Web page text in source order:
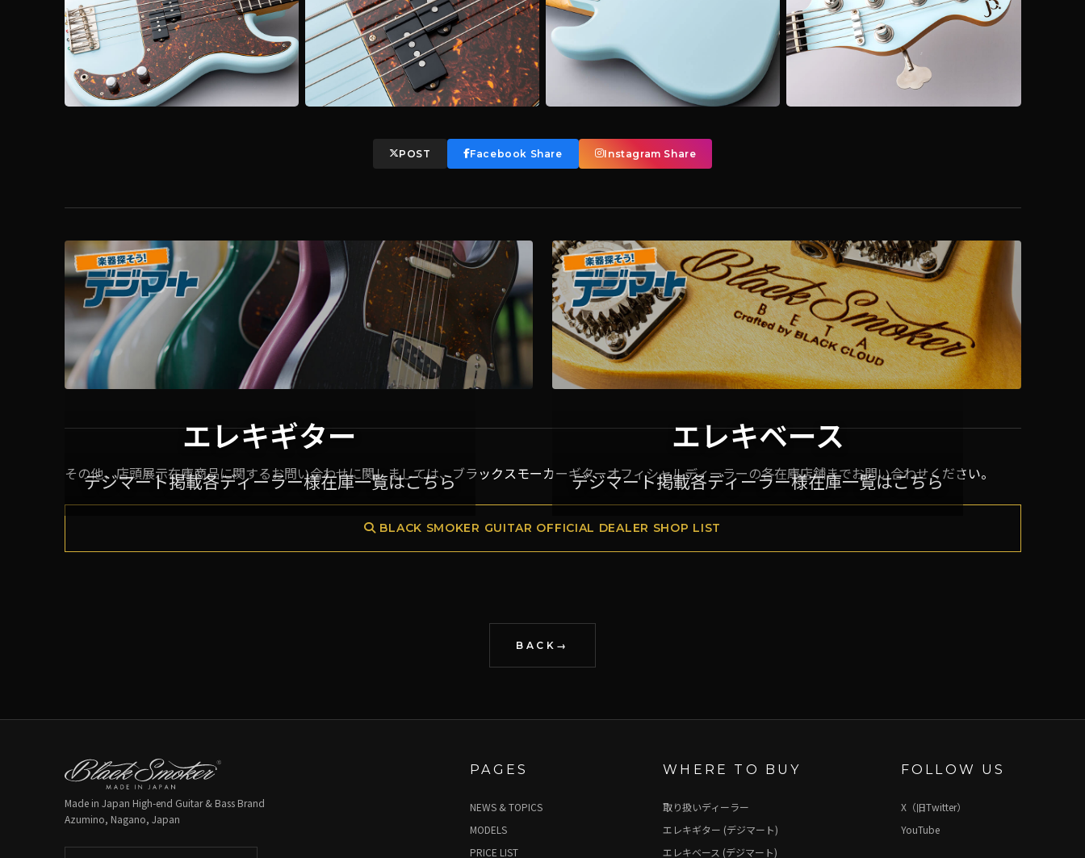
POST Facebook Share Instagram Share
エレキギター
デジマート掲載各ディーラー様在庫一覧はこちら
エレキベース
デジマート掲載各ディーラー様在庫一覧はこちら
その他、店頭展示在庫商品に関するお問い合わせに関しましては、ブラックスモーカーギターオフィシャルディーラーの各在庫店舗までお問い合わせください。
BLACK SMOKER GUITAR OFFICIAL DEALER SHOP LIST
BACK
Made in Japan High-end Guitar & Bass Brand
Azumino, Nagano, Japan
PAGES
NEWS & TOPICS
MODELS
PRICE LIST
WHERE TO BUY
取り扱いディーラー
エレキギター (デジマート)
エレキベース (デジマート)
FOLLOW US
X（旧Twitter）
YouTube